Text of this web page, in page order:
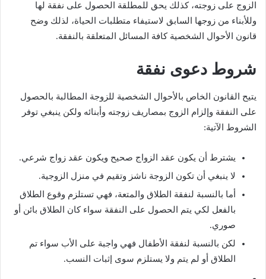
د
ا
إ
الزوج على زوجته، كذلك يحق للمطلقة الحصول على نفقة لها
وللأبناء من زوجها السابق لاستيفاء متطلبات الحياة، لذلك وضح
قانون الأحوال الشخصية كافة المسائل المتعلقة بالنفقة.
شروط دعوى نفقة
يتيح القانون الخاص بالأحوال الشخصية للزوجة المطالبة بالحصول
على النفقة وإلزام الزوج بمصاريف زوجته وأبنائه ولكن ينبغي توفر
الشروط الآتية:
يشترط أن يكون عقد الزواج صحيح ويكون عقد زواج شرعي.
لا ينبغي أن تكون الزوجة ناشز وتقيم في منزل الزوجية.
أما بالنسبة لنفقة الطلاق والمتعة، فهي تستلزم وقوع الطلاق
بالفعل لكي يتم الحصول على النفقة سواء كان الطلاق بائن أو
صوري.
لكن بالنسبة لنفقة الأطفال فهي واجبة على الأب سواء تم
الطلاق أو لم يتم ولا يستلزم سوى إثبات النسب.